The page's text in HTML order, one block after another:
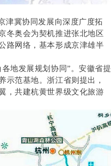
津冀协同发展向深度广度拓
冬奥会为契机推进张北地区
路网络，基本形成京津雄半
地发展规划协同”。安徽省提
示范基地。浙江省则提出，
，共建杭黄世界级文化旅游